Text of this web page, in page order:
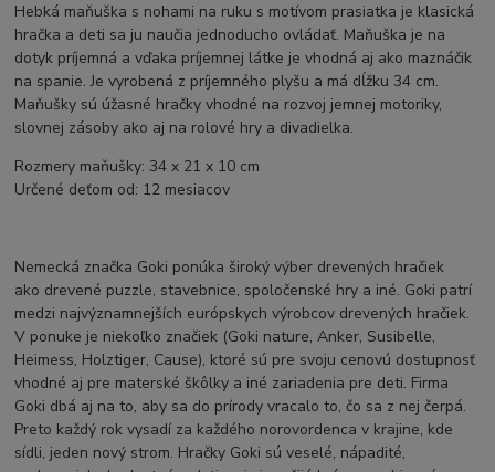
Hebká maňuška s nohami na ruku s motívom prasiatka je klasická
hračka a deti sa ju naučia jednoducho ovládať. Maňuška je na
dotyk príjemná a vďaka príjemnej látke je vhodná aj ako maznáčik
na spanie. Je vyrobená z príjemného plyšu a má dĺžku 34 cm.
Maňušky sú úžasné hračky vhodné na rozvoj jemnej motoriky,
slovnej zásoby ako aj na rolové hry a divadielka.
Rozmery maňušky: 34 x 21 x 10 cm
Určené deťom od: 12 mesiacov
Nemecká značka Goki ponúka široký výber drevených hračiek
ako drevené puzzle, stavebnice, spoločenské hry a iné. Goki patrí
medzi najvýznamnejších európskych výrobcov drevených hračiek.
V ponuke je niekoľko značiek (Goki nature, Anker, Susibelle,
Heimess, Holztiger, Cause), ktoré sú pre svoju cenovú dostupnosť
vhodné aj pre materské škôlky a iné zariadenia pre deti. Firma
Goki dbá aj na to, aby sa do prírody vracalo to, čo sa z nej čerpá.
Preto každý rok vysadí za každého norovordenca v krajine, kde
sídli, jeden nový strom. Hračky Goki sú veselé, nápadité,